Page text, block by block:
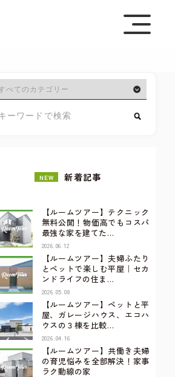
NEW 新着記事
【ルームツアー】テクニック
無料公開！物価高でもコスパ
最強な家を建てた…
2026.06.12
【ルームツアー】夫婦ふたり
とペットで楽しむ平屋｜セカ
ンドライフの住ま…
2026.05.08
【ルームツアー】ペットと平
屋、ガレージハウス、エコハ
ウスの３棟を比較…
2026.04.16
【ルームツアー】共働き夫婦
の育児悩みを全部解決！家事
ラク動線の家
詳細について、およびご質問